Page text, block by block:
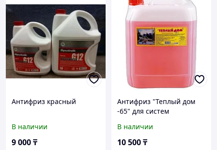
Антифриз красный
В наличии
9 000₸
Антифриз "Теплый дом
-65" для систем
(этиленгликоль)
В наличии
10 500₸